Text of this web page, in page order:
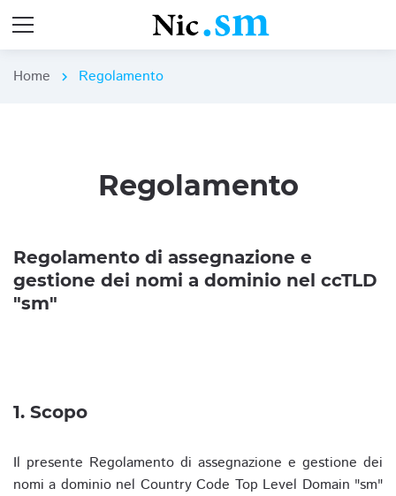
Home chevron_right Regolamento
Regolamento
Regolamento di assegnazione e
gestione dei nomi a dominio nel ccTLD
"sm"
1. Scopo
Il presente Regolamento di assegnazione e gestione dei
nomi a dominio nel Country Code Top Level Domain "sm"